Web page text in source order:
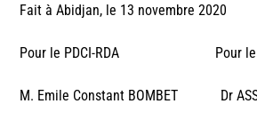
Fait à Abidjan, le 13 novembre 2020
Pour le PDCI-RDA Pour le
M. Emile Constant BOMBET Dr